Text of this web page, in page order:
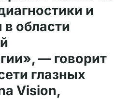
и
области
— говорит
глазных
Vision,